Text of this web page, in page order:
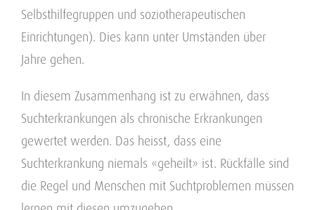
Selbsthilfegruppen und soziotherapeutischen
Einrichtungen). Dies kann unter Umständen über
Jahre gehen.
In diesem Zusammenhang ist zu erwähnen, dass
Suchterkrankungen als chronische Erkrankungen
gewertet werden. Das heisst, dass eine
Suchterkrankung niemals «geheilt» ist. Rückfälle sind
die Regel und Menschen mit Suchtproblemen müssen